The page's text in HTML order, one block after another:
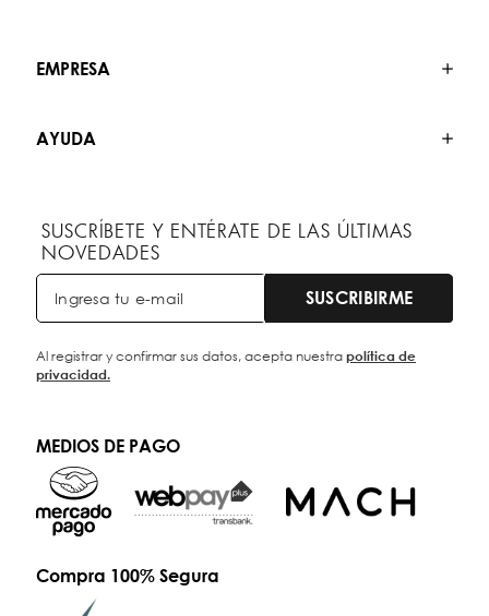
EMPRESA
AYUDA
SUSCRÍBETE Y ENTÉRATE DE LAS ÚLTIMAS
NOVEDADES
SUSCRIBIRME
Al registrar y confirmar sus datos, acepta nuestrapolítica de
privacidad.
MEDIOS DE PAGO
Compra 100% Segura